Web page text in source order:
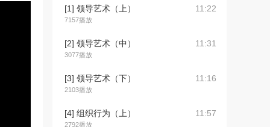
[1] 领导艺术（上）
7157播放
11:22
[2] 领导艺术（中）
3077播放
11:31
[3] 领导艺术（下）
2103播放
11:16
[4] 组织行为（上）
2792播放
11:57